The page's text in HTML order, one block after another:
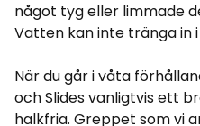
något tyg eller limmade
Vatten kan inte tränga in
När du går i våta
och Slides vanligtvis ett
halkfria. Greppet som vi